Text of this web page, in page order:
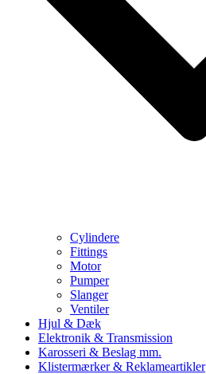
Cylindere
Fittings
Motor
Pumper
Slanger
Ventiler
Hjul & Dæk
Elektronik & Transmission
Karosseri & Beslag mm.
Klistermærker & Reklameartikler